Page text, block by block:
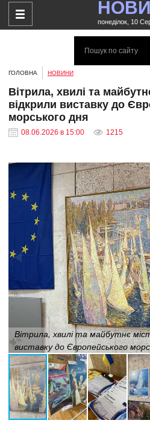
понеділок, 10
ГОЛОВНА НОВИНИ
Вітрила, хвилі та
відкрили виставку до
морського дня
08.06.2026 в 15:00 1215
Вітрила, хвилі та майбутнє
виставку до Європейського